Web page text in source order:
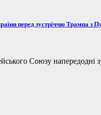
перед зустріччю Трампа з
Союзу напередодні